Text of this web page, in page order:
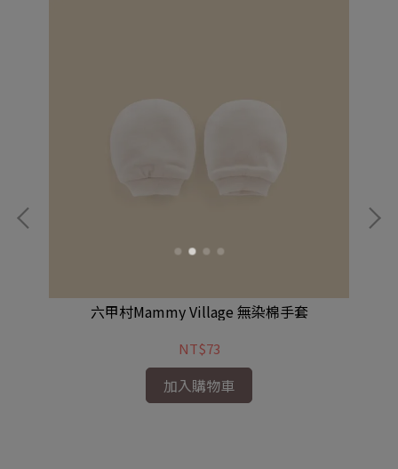
六甲村Mammy Village 無染棉手套
NT$73
加入購物車